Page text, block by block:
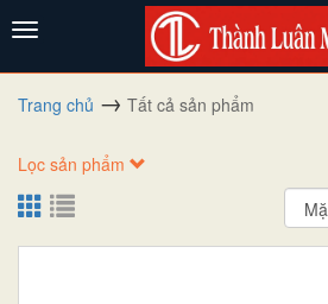
Trang chủ Tất cả sản phẩm
Lọc sản phẩm